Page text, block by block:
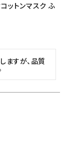
ットンマスク ふ
ますが、品質